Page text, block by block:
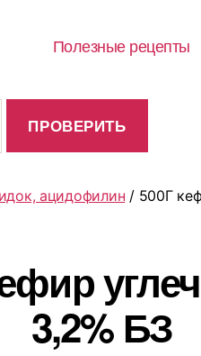
Полезные рецепты
ацидофилин / 500Г
3,2% БЗ